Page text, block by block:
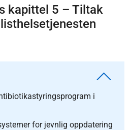
kapittel 5 – Tiltak
i
for jevnlig oppdatering